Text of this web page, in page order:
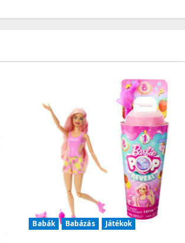
Babák Babázás Játékok